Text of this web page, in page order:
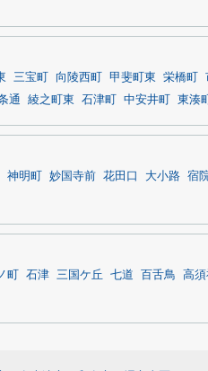
三宝町 向陵西町 甲斐町東 栄橋町
通 綾之町東 石津町 中安井町 東湊町
神明町 妙国寺前 花田口 大小路 宿
町 石津 三国ケ丘 七道 百舌鳥 高